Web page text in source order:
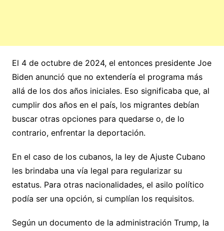
El 4 de octubre de 2024, el entonces presidente Joe
Biden anunció que no extendería el programa más
allá de los dos años iniciales. Eso significaba que, al
cumplir dos años en el país, los migrantes debían
buscar otras opciones para quedarse o, de lo
contrario, enfrentar la deportación.
En el caso de los cubanos, la ley de Ajuste Cubano
les brindaba una vía legal para regularizar su
estatus. Para otras nacionalidades, el asilo político
podía ser una opción, si cumplían los requisitos.
Según un documento de la administración Trump, la